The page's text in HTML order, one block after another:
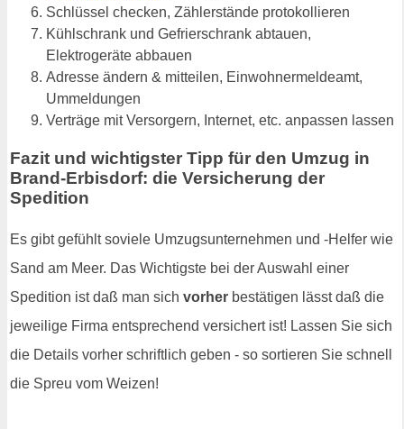
Schlüssel checken, Zählerstände protokollieren
Kühlschrank und Gefrierschrank abtauen,
Elektrogeräte abbauen
Adresse ändern & mitteilen, Einwohnermeldeamt,
Ummeldungen
Verträge mit Versorgern, Internet, etc. anpassen lassen
Fazit und wichtigster Tipp für den Umzug in
Brand-Erbisdorf: die Versicherung der
Spedition
Es gibt gefühlt soviele Umzugsunternehmen und -Helfer wie
Sand am Meer. Das Wichtigste bei der Auswahl einer
Spedition ist daß man sich vorher bestätigen lässt daß die
jeweilige Firma entsprechend versichert ist! Lassen Sie sich
die Details vorher schriftlich geben - so sortieren Sie schnell
die Spreu vom Weizen!